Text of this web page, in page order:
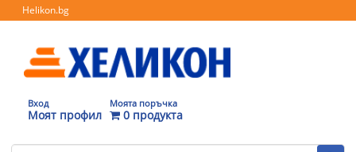
Helikon.bg
Вход
Моят профил
Моята поръчка
0 продукта